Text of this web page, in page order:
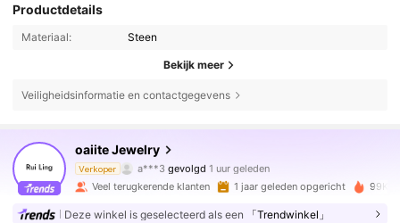
Productdetails
Materiaal: Steen
Bekijk meer
Veiligheidsinformatie en contactgegevens
oaiite Jewelry
Verkoper
a***3 gevolgd
s***tis aan het browsen
4.89
31K Volgers
Veel terugkerende klanten 1 jaar geleden opgericht 99K+
Deze winkel is geselecteerd als een 「Trendwinkel」